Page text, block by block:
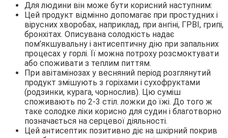
Для людини він може бути корисний наступним:
Цей продукт відмінно допомагає при простудних і
вірусних хворобах, наприклад, при ангіні, ГРВІ, грипі,
бронхітах. Описувана солодкість надає
пом’якшувальну і антисептичну дію при запальних
процесах у горлі. Її можна потроху розсмоктувати
або споживати з теплим питтям.
При авітамінозах у весняний період розглянутий
продукт змішують з горіхами і сухофруктами
(родзинки, курага, чорнослив). Цю суміш
споживають по 2-3 стіл. ложки до їжі. До того ж
таке солодке ліки корисно для судин і благотворно
позначається на серцевої діяльності.
Цей антисептик позитивно діє на шкірний покрив